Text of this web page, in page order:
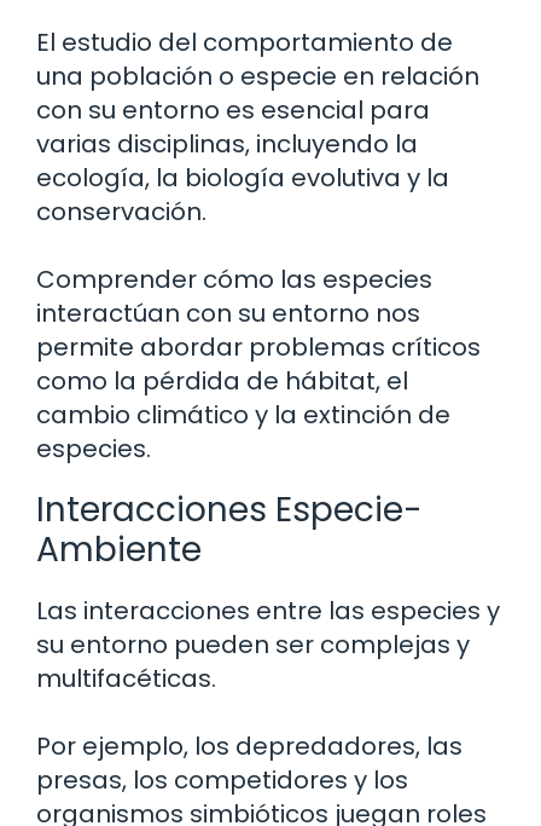
El estudio del comportamiento de
una población o especie en relación
con su entorno es esencial para
varias disciplinas, incluyendo la
ecología, la biología evolutiva y la
conservación.
Comprender cómo las especies
interactúan con su entorno nos
permite abordar problemas críticos
como la pérdida de hábitat, el
cambio climático y la extinción de
especies.
Interacciones Especie-
Ambiente
Las interacciones entre las especies y
su entorno pueden ser complejas y
multifacéticas.
Por ejemplo, los depredadores, las
presas, los competidores y los
organismos simbióticos juegan roles